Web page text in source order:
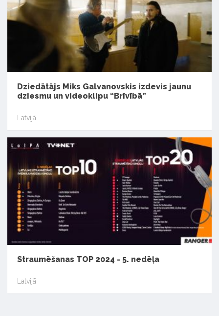
Dziedātājs Miks Galvanovskis izdevis jaunu
dziesmu un videoklipu “Brīvībā”
Latvijā
Straumēšanas TOP 2024 - 5. nedēļa
Latvijā